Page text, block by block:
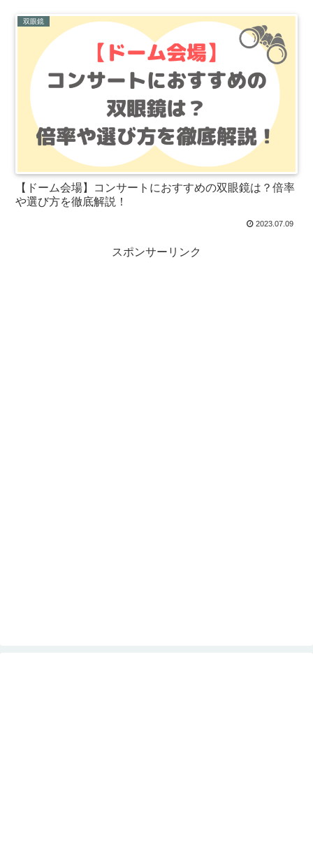
双眼鏡
【ドーム会場】コンサートにおすすめの双眼鏡は？倍率
や選び方を徹底解説！
2023.07.09
スポンサーリンク